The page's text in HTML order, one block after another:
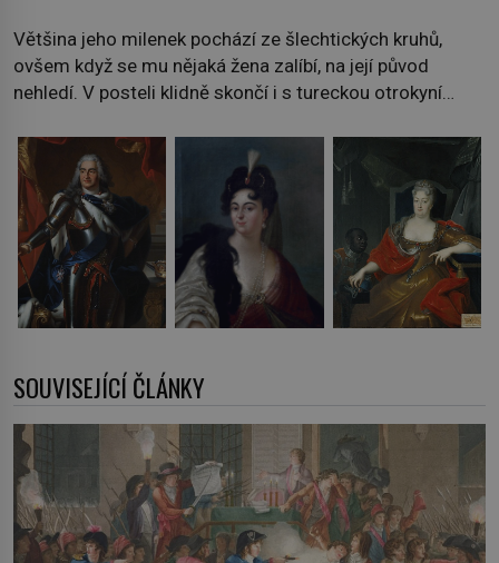
Většina jeho milenek pochází ze šlechtických kruhů,
ovšem když se mu nějaká žena zalíbí, na její původ
nehledí. V posteli klidně skončí i s tureckou otrokyní…
SOUVISEJÍCÍ ČLÁNKY